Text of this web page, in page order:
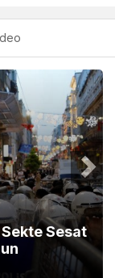
Sesat